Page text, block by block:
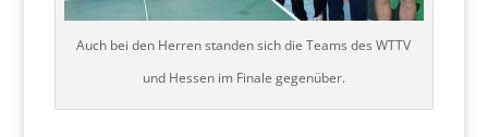
Auch bei den Herren standen sich die Teams des WTTV
und Hessen im Finale gegenüber.